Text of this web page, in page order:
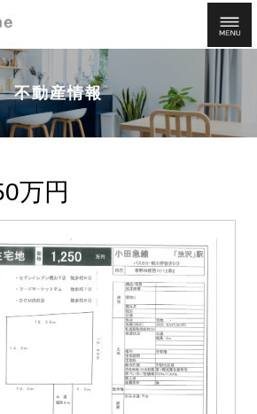
不動産情報
万円